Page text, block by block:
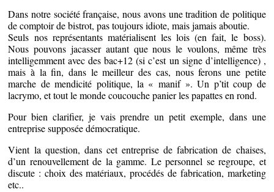
Dans notre société française, nous avons une tradition de politique
de comptoir de bistrot, pas toujours idiote, mais jamais aboutie.
Seuls nos représentants matérialisent les lois (en fait, le boss).
Nous pouvons jacasser autant que nous le voulons, même très
intelligemment avec des bac+12 (si c’est un signe d’intelligence) ,
mais à la fin, dans le meilleur des cas, nous ferons une petite
marche de mendicité politique, la « manif ». Un p’tit coup de
lacrymo, et tout le monde coucouche panier les papattes en rond.
Pour bien clarifier, je vais prendre un petit exemple, dans une
entreprise supposée démocratique.
Vient la question, dans cet entreprise de fabrication de chaises,
d’un renouvellement de la gamme. Le personnel se regroupe, et
discute : choix des matériaux, procédés de fabrication, marketing
etc..